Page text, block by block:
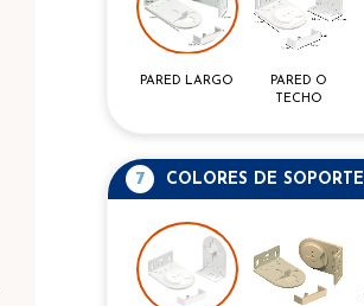
PARED LARGO
PARED O
TECHO
7 COLORES DE SOPORTE